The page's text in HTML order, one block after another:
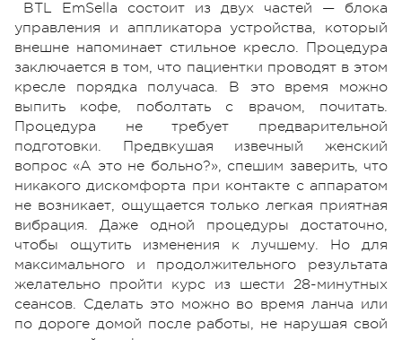
BTL EmSella состоит из двух частей — блока
управления и аппликатора устройства, который
внешне напоминает стильное кресло. Процедура
заключается в том, что пациентки проводят в этом
кресле порядка получаса. В это время можно
выпить кофе, поболтать с врачом, почитать.
Процедура не требует предварительной
подготовки. Предвкушая извечный женский
вопрос «А это не больно?», спешим заверить, что
никакого дискомфорта при контакте с аппаратом
не возникает, ощущается только легкая приятная
вибрация. Даже одной процедуры достаточно,
чтобы ощутить изменения к лучшему. Но для
максимального и продолжительного результата
желательно пройти курс из шести 28-минутных
сеансов. Сделать это можно во время ланча или
по дороге домой после работы, не нарушая свой